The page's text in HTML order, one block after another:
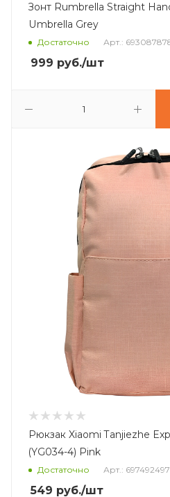
Зонт Rumbrella Straight
Umbrella Grey
Достаточно Арт.:
999 руб./шт
Рюкзак Xiaomi Tanjiezhe
(YG034-4) Pink
Достаточно Арт.:
549 руб./шт